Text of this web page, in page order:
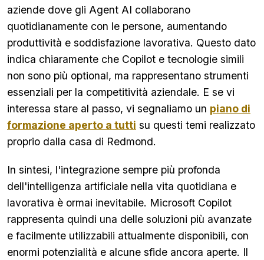
aziende dove gli Agent AI collaborano
quotidianamente con le persone, aumentando
produttività e soddisfazione lavorativa. Questo dato
indica chiaramente che Copilot e tecnologie simili
non sono più optional, ma rappresentano strumenti
essenziali per la competitività aziendale. E se vi
interessa stare al passo, vi segnaliamo un piano di
formazione aperto a tutti su questi temi realizzato
proprio dalla casa di Redmond.
In sintesi, l'integrazione sempre più profonda
dell'intelligenza artificiale nella vita quotidiana e
lavorativa è ormai inevitabile. Microsoft Copilot
rappresenta quindi una delle soluzioni più avanzate
e facilmente utilizzabili attualmente disponibili, con
enormi potenzialità e alcune sfide ancora aperte. Il